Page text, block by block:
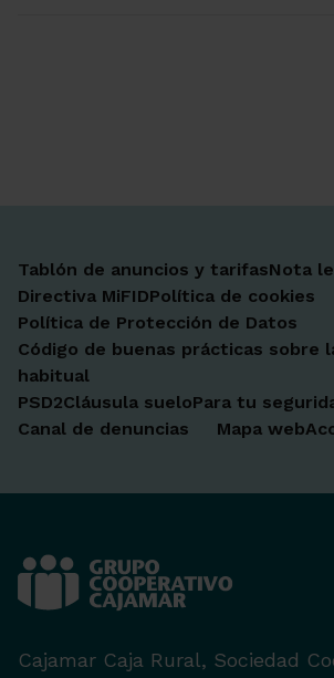
Tablón de anuncios y tarifasNota
Directiva MiFIDPolítica de cookies
Política de Protección de Datos
Código de buenas prácticas sobre
habitual
PSD2Cláusula sueloPara tu
Canal de denuncias
Mapa web
Cajamar Caja Rural, Sociedad